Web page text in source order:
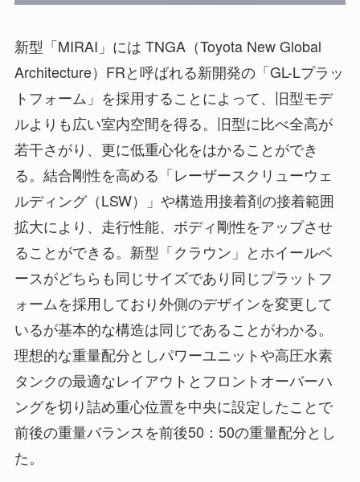
新型「MIRAI」には TNGA（Toyota New Global
Architecture）FRと呼ばれる新開発の「GL-Lプラッ
トフォーム」を採用することによって、旧型モデ
ルよりも広い室内空間を得る。旧型に比べ全高が
若干さがり、更に低重心化をはかることができ
る。結合剛性を高める「レーザースクリューウェ
ルディング（LSW）」や構造用接着剤の接着範囲
拡大により、走行性能、ボディ剛性をアップさせ
ることができる。新型「クラウン」とホイールベ
ースがどちらも同じサイズであり同じプラットフ
ォームを採用しており外側のデザインを変更して
いるが基本的な構造は同じであることがわかる。
理想的な重量配分としパワーユニットや高圧水素
タンクの最適なレイアウトとフロントオーバーハ
ングを切り詰め重心位置を中央に設定したことで
前後の重量バランスを前後50：50の重量配分とし
た。